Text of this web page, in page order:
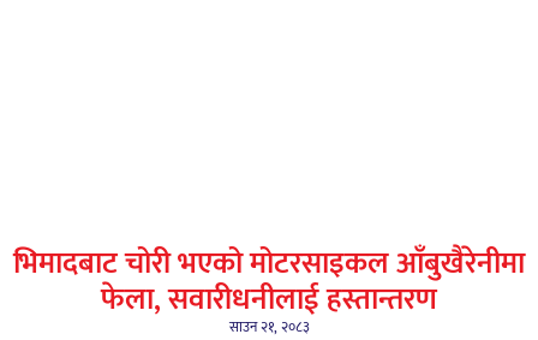
भिमादबाट चोरी भएको मोटरसाइकल आँबुखैरेनीमा
फेला, सवारीधनीलाई हस्तान्तरण
साउन २१, २०८३